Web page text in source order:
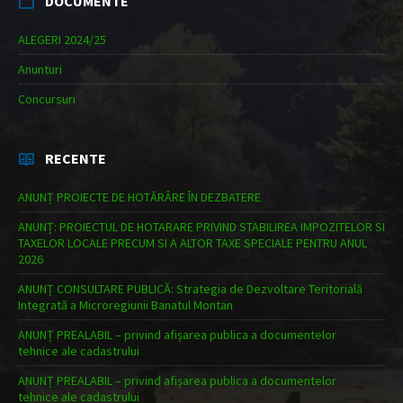
ALEGERI 2024/25
Anunturi
Concursuri
RECENTE
ANUNȚ PROIECTE DE HOTĂRÂRE ÎN DEZBATERE
ANUNȚ: PROIECTUL DE HOTARARE PRIVIND STABILIREA IMPOZITELOR SI
TAXELOR LOCALE PRECUM SI A ALTOR TAXE SPECIALE PENTRU ANUL
2026
ANUNȚ CONSULTARE PUBLICĂ: Strategia de Dezvoltare Teritorială
Integrată a Microregiunii Banatul Montan
ANUNȚ PREALABIL – privind afișarea publica a documentelor
tehnice ale cadastrului
ANUNȚ PREALABIL – privind afișarea publica a documentelor
tehnice ale cadastrului